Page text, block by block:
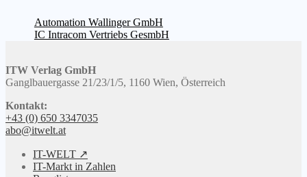
Beitragsnavigation
Vorheriger
Beitrag:
Automation Wallinger GmbH
Nächster
IC Intracom Vertriebs GesmbH
ITW Verlag GmbH
Ganglbauergasse 21/23/1/5, 1160 Wien, Österreich
Kontakt:
+43 (0) 650 3347035
abo@itwelt.at
IT-WELT ↗
IT-Markt in Zahlen